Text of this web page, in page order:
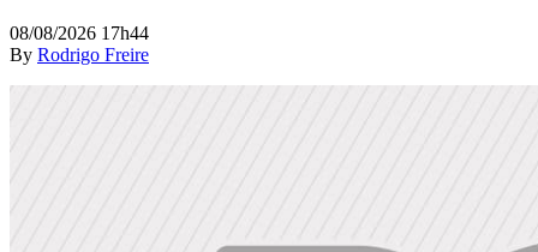
08/08/2026 17h44
By Rodrigo Freire